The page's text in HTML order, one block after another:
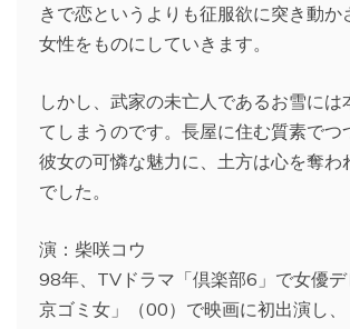
きで恋というよりも征服欲に突き動か
女性をものにしていきます。
しかし、武家の未亡人であるお雪には
てしまうのです。長屋に住む質素でつ
彼女の可憐な魅力に、土方は心を奪わ
でした。
演：柴咲コウ
98年、TVドラマ「倶楽部6」で女優
京ゴミ女」（00）で映画に初出演し、